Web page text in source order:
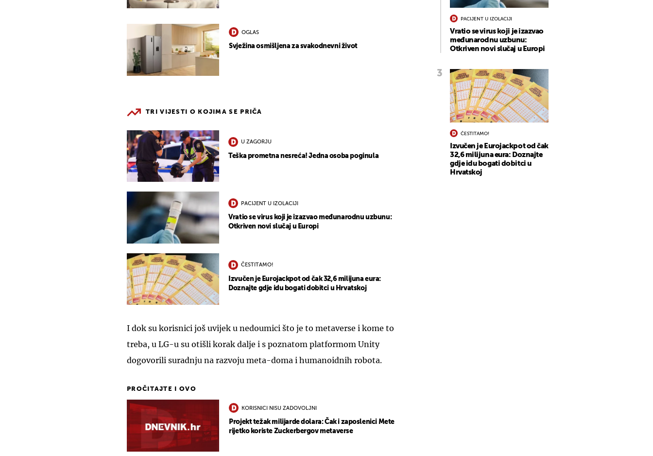
OGLAS
Svježina osmišljena za svakodnevni život
TRI VIJESTI O KOJIMA SE PRIČA
U ZAGORJU
Teška prometna nesreća! Jedna osoba poginula
PACIJENT U IZOLACIJI
Vratio se virus koji je izazvao međunarodnu uzbunu:
Otkriven novi slučaj u Europi
ČESTITAMO!
Izvučen je Eurojackpot od čak 32,6 milijuna eura:
Doznajte gdje idu bogati dobitci u Hrvatskoj
I dok su korisnici još uvijek u nedoumici što je to metaverse i kome to
treba, u LG-u su otišli korak dalje i s poznatom platformom Unity
dogovorili suradnju na razvoju meta-doma i humanoidnih robota.
PROČITAJTE I OVO
KORISNICI NISU ZADOVOLJNI
Projekt težak milijarde dolara: Čak i zaposlenici Mete
rijetko koriste Zuckerbergov metaverse
PACIJENT U IZOLACIJI
Vratio se virus koji je izazvao
međunarodnu uzbunu:
Otkriven novi slučaj u Europi
ČESTITAMO!
Izvučen je Eurojackpot od čak
32,6 milijuna eura: Doznajte
gdje idu bogati dobitci u
Hrvatskoj
UKLJUČITE NOTIFIKACIJE